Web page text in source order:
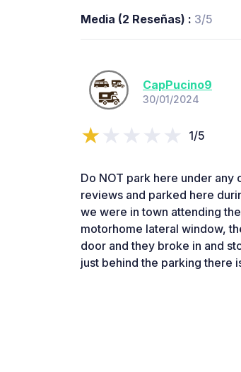
Media (2 Reseñas) : 3/5
CapPucino9
30/01/2024
1/5
Do NOT park here under
reviews and parked here
we were in town attending
motorhome lateral window,
door and they broke in and
just behind the parking there